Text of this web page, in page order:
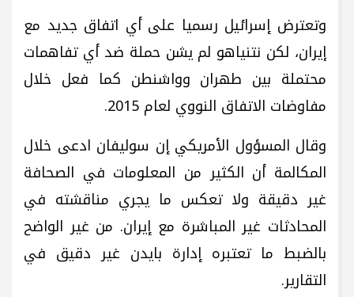
وتعترض إسرائيل رسميا على أي اتفاق جديد مع
إيران، لكن نتنياهو لم يشن حملة ضد أي تفاهمات
محتملة بين طهران وواشنطن كما فعل خلال
مفاوضات الاتفاق النووي لعام 2015.
وقال المسؤول الأمريكي إن سوليفان ادعى خلال
المكالمة أن الكثير من المعلومات في الصحافة
غير دقيقة ولا تعكس ما يجري مناقشته في
المحادثات غير المباشرة مع إيران. من غير الواضح
بالضبط ما تعتبره إدارة بايدن غير دقيق في
التقارير.